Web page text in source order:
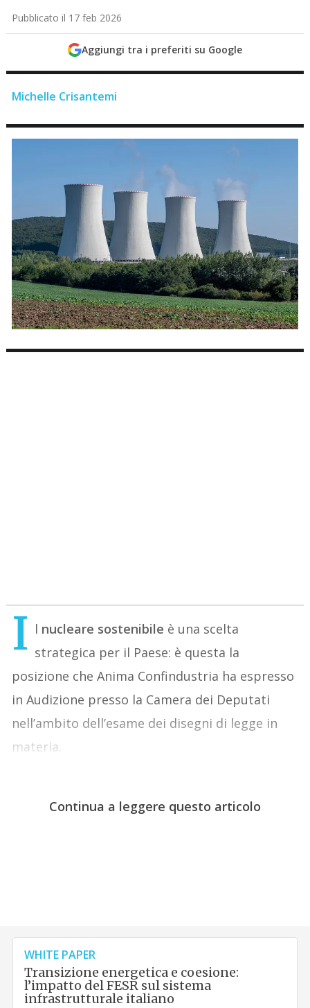
Pubblicato il 17 feb 2026
Aggiungi tra i preferiti su Google
Michelle Crisantemi
I l nucleare sostenibile è una scelta
strategica per il Paese: è questa la
posizione che Anima Confindustria ha espresso
in Audizione presso la Camera dei Deputati
nell’ambito dell’esame dei disegni di legge in
materia.
Continua a leggere questo articolo
WHITE PAPER
Transizione energetica e coesione:
l’impatto del FESR sul sistema
infrastrutturale italiano